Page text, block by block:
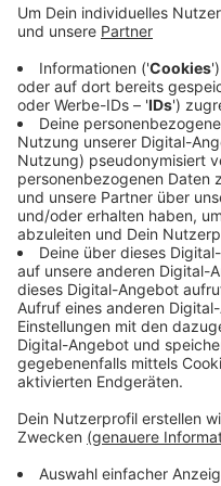
Feldern durch
weil sie sich im hohen
Drohne können Jäger
GPS-Daten die Kitze
bringen. Die
Die Kesternicher
den Landwirten vor
Tierschutz zu wahren.
Veröffentlicht:Freitag,
Anzeige